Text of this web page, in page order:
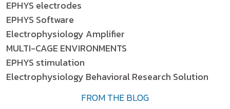
EPHYS electrodes
EPHYS Software
Electrophysiology Amplifier
MULTI-CAGE ENVIRONMENTS
EPHYS stimulation
Electrophysiology Behavioral Research Solution
FROM THE BLOG